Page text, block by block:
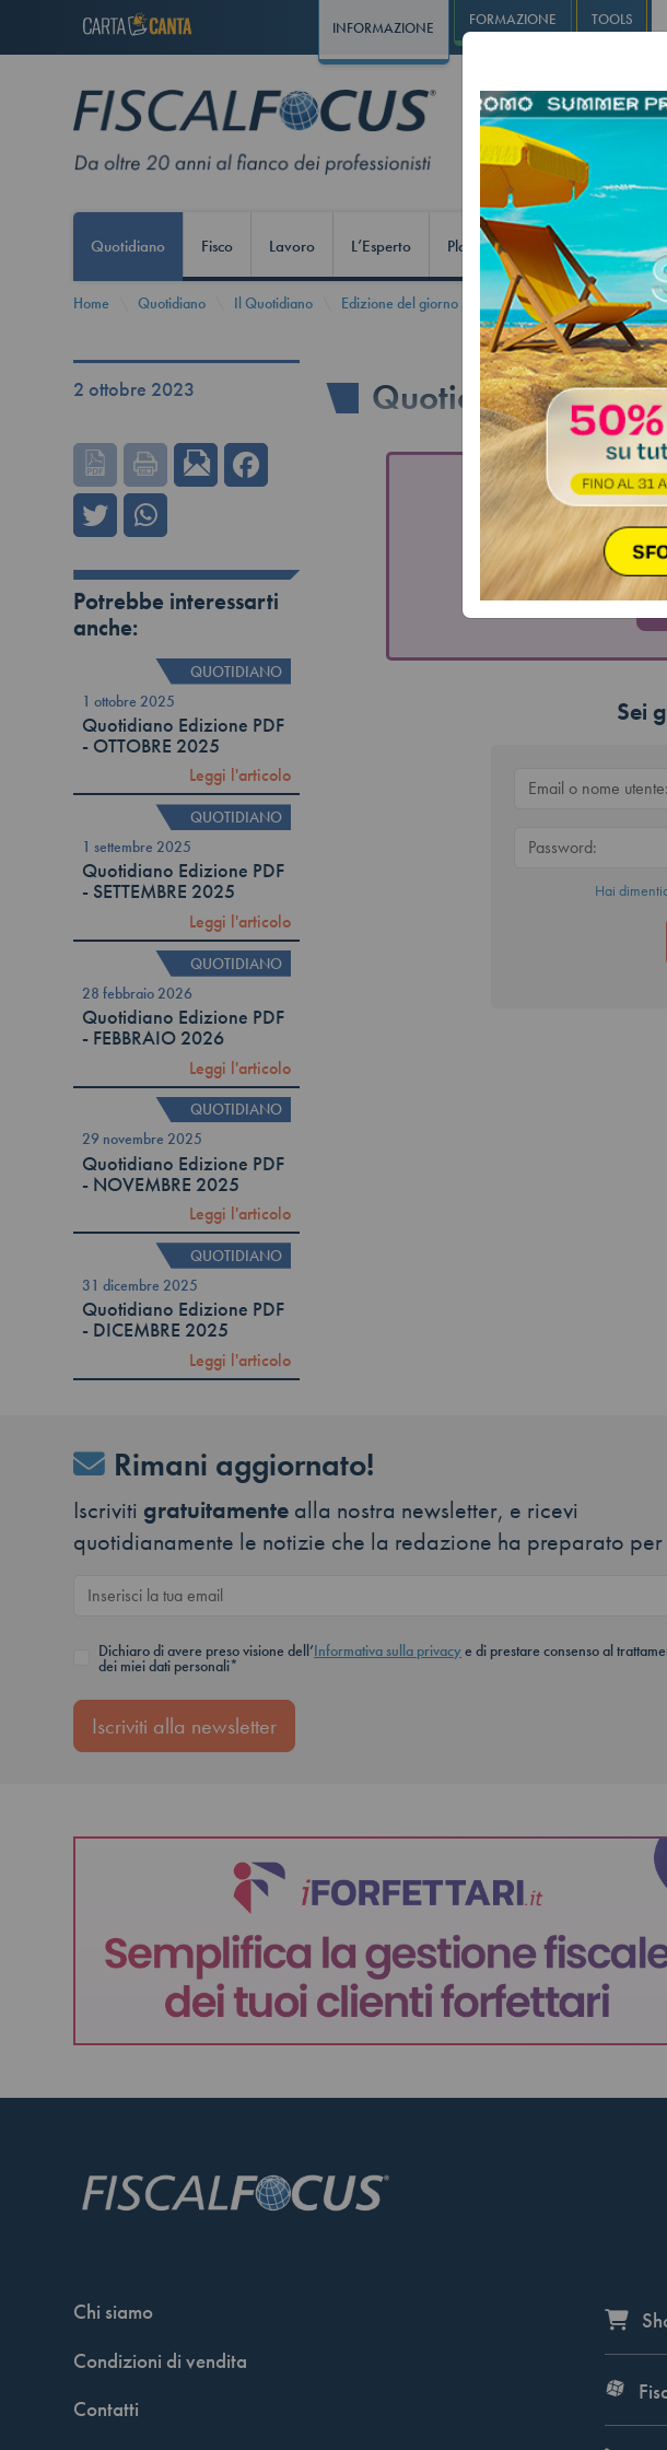
INFORMAZIONE FORMAZIONE TOOLS
Quotidiano Fisco Lavoro L’Esperto Play Solution Infostudio
Home Quotidiano Il Quotidiano Edizione del giorno
2 ottobre 2023
Potrebbe interessarti
anche:
QUOTIDIANO
1 ottobre 2025
Quotidiano Edizione PDF
- OTTOBRE 2025
Leggi l'articolo
QUOTIDIANO
1 settembre 2025
Quotidiano Edizione PDF
- SETTEMBRE 2025
Leggi l'articolo
QUOTIDIANO
28 febbraio 2026
Quotidiano Edizione PDF
- FEBBRAIO 2026
Leggi l'articolo
QUOTIDIANO
29 novembre 2025
Quotidiano Edizione PDF
- NOVEMBRE 2025
Leggi l'articolo
QUOTIDIANO
31 dicembre 2025
Quotidiano Edizione PDF
- DICEMBRE 2025
Leggi l'articolo
Quotidiano
Vuoi avere
agli
Sei
Hai
Rimani aggiornato!
Iscriviti gratuitamente alla nostra newsletter, e ricevi
quotidianamente le notizie che la redazione ha preparato per
Dichiaro di avere preso visione dell’Informativa sulla privacye di prestare consenso al
dei miei dati personali*
Iscriviti alla newsletter
Chi siamo
Condizioni di vendita
Contatti